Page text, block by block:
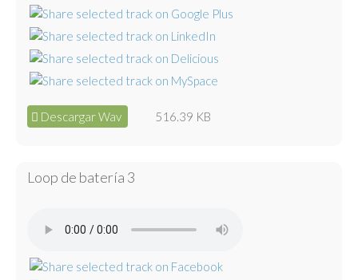
Descargar Wav 516.39 KB
Loop de batería 3